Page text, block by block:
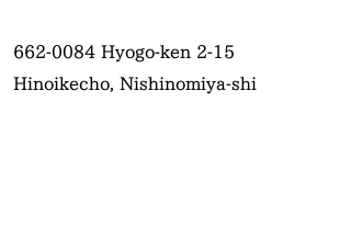
662-0084 Hyogo-ken 2-15
Hinoikecho, Nishinomiya-shi